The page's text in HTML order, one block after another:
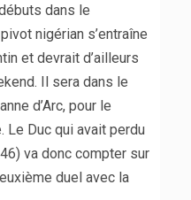
dans le
nigérian s’entraîne
et devrait d’ailleurs
Il sera dans le
d’Arc, pour le
Le Duc qui avait perdu
va donc compter sur
duel avec la